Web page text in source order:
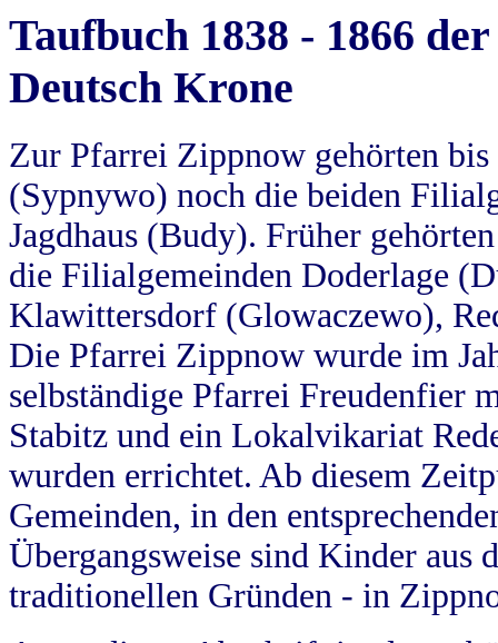
Taufbuch 1838 - 1866
Deutsch Krone
Zur Pfarrei Zippnow gehörten
(Sypnywo) noch die beiden
Jagdhaus (Budy). Früher
die Filialgemeinden Doderlage
Klawittersdorf (Glowaczewo),
Die Pfarrei Zippnow wurde im
selbständige Pfarrei Freudenfier
Stabitz und ein Lokalvikariat
wurden errichtet. Ab diesem
Gemeinden, in den
Übergangsweise sind Kinder aus
traditionellen Gründen - in